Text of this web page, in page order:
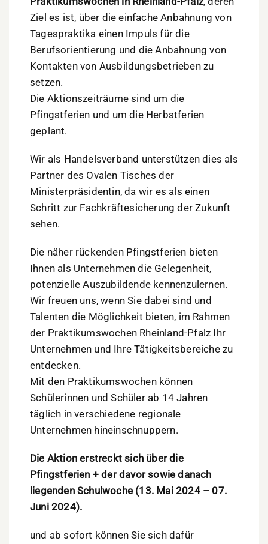
Ziel es ist, über die einfache Anbahnung von
Tagespraktika einen Impuls für die
Berufsorientierung und die Anbahnung von
Kontakten von Ausbildungsbetrieben zu
setzen.
Die Aktionszeiträume sind um die
Pfingstferien und um die Herbstferien
geplant.
Wir als Handelsverband unterstützen dies als
Partner des Ovalen Tisches der
Ministerpräsidentin, da wir es als einen
Schritt zur Fachkräftesicherung der Zukunft
sehen.
Die näher rückenden Pfingstferien bieten
Ihnen als Unternehmen die Gelegenheit,
potenzielle Auszubildende kennenzulernen.
Wir freuen uns, wenn Sie dabei sind und
Talenten die Möglichkeit bieten, im Rahmen
der Praktikumswochen Rheinland-Pfalz Ihr
Unternehmen und Ihre Tätigkeitsbereiche zu
entdecken.
Mit den Praktikumswochen können
Schülerinnen und Schüler ab 14 Jahren
täglich in verschiedene regionale
Unternehmen hineinschnuppern.
Die Aktion erstreckt sich über die
Pfingstferien + der davor sowie danach
liegenden Schulwoche (13. Mai 2024 – 07.
Juni 2024).
und ab sofort können Sie sich dafür